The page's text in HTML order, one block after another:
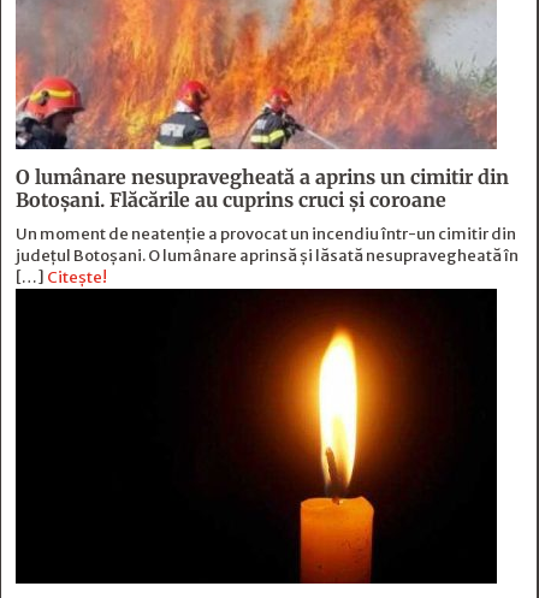
O lumânare nesupravegheată a aprins un cimitir din
Botoșani. Flăcările au cuprins cruci și coroane
Un moment de neatenție a provocat un incendiu într-un cimitir din
județul Botoșani. O lumânare aprinsă și lăsată nesupravegheată în
[…] Citește!